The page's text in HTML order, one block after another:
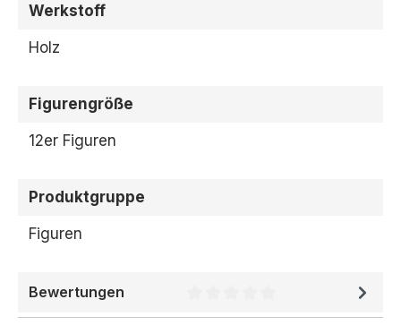
Werkstoff
Holz
Figurengröße
12er Figuren
Produktgruppe
Figuren
Bewertungen
Durchschnittliche Bewertung